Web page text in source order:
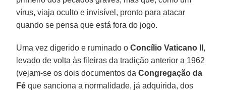
vírus, viaja oculto e invisível, pronto para atacar
quando se pensa que está fora do jogo.
Uma vez digerido e ruminado oConcílio Vaticano II ,
levado de volta às fileiras da tradição anterior a 1962
(vejam-se os dois documentos daCongregação da
Fé que sanciona a normalidade, já adquirida, dos